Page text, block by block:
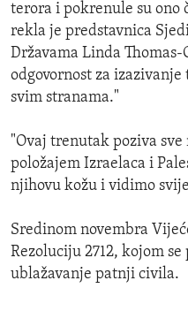
terora i pokrenule su ono
rekla je predstavnica
Državama Linda
odgovornost za
svim stranama."
"Ovaj trenutak poziva sve
položajem Izraelaca i
njihovu kožu i vidimo
Sredinom novembra
Rezoluciju 2712, kojom
ublažavanje patnji civila.